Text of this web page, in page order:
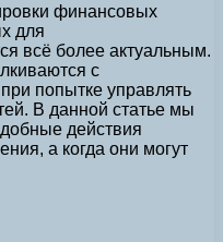
финансовых
для
всё более актуальным.
с
попытке управлять
В данной статье мы
действия
а когда они могут